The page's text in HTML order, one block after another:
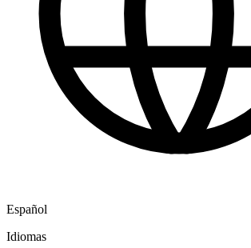
Español
Idiomas